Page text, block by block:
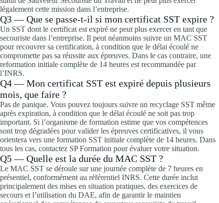
légalement cette mission dans l’entreprise.
Q3 — Que se passe-t-il si mon certificat SST expire ?
Un SST dont le certificat est expiré ne peut plus exercer en tant que
secouriste dans l’entreprise. Il peut néanmoins suivre un MAC SST
pour recouvrer sa certification, à condition que le délai écoulé ne
compromette pas sa réussite aux épreuves. Dans le cas contraire, une
reformation initiale complète de 14 heures est recommandée par
l’INRS.
Q4 — Mon certificat SST est expiré depuis plusieurs
mois, que faire ?
Pas de panique. Vous pouvez toujours suivre un recyclage SST même
après expiration, à condition que le délai écoulé ne soit pas trop
important. Si l’organisme de formation estime que vos compétences
sont trop dégradées pour valider les épreuves certificatives, il vous
orientera vers une formation SST initiale complète de 14 heures. Dans
tous les cas, contactez SP Formation pour évaluer votre situation.
Q5 — Quelle est la durée du MAC SST ?
Le MAC SST se déroule sur une journée complète de 7 heures en
présentiel, conformément au référentiel INRS. Cette durée inclut
principalement des mises en situation pratiques, des exercices de
secours et l’utilisation du DAE, afin de garantir le maintien